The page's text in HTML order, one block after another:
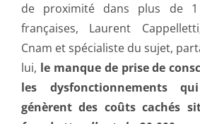
de proximité dans plus de 1
françaises, Laurent
Cnam et spécialiste du sujet,
lui, le manque de prise de
les dysfonctionnements
génèrent des coûts cachés